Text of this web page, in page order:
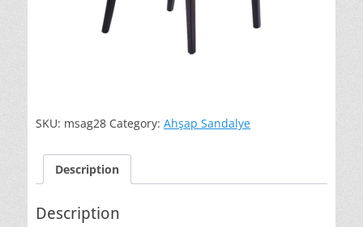
SKU: msag28 Category: Ahşap Sandalye
Description
Description